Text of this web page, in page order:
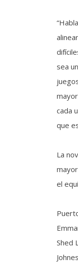
sea
cada
que
La
el
Shed